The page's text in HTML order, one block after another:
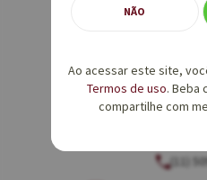
Equipe de
(11)
NÃO
Ao acessar este site,
Termos de uso. Beba
compartilhe com